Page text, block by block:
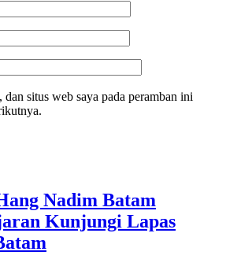
dan situs web saya pada peramban ini
Nadim Batam
Kunjungi Lapas